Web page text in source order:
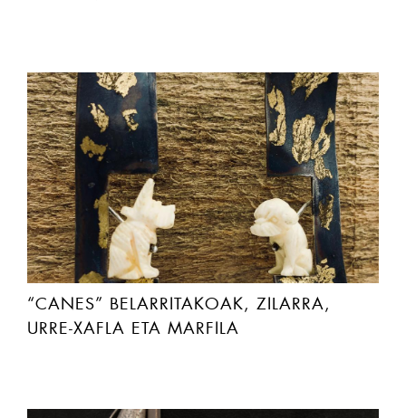
“CANES” BELARRITAKOAK, ZILARRA,
URRE-XAFLA ETA MARFILA